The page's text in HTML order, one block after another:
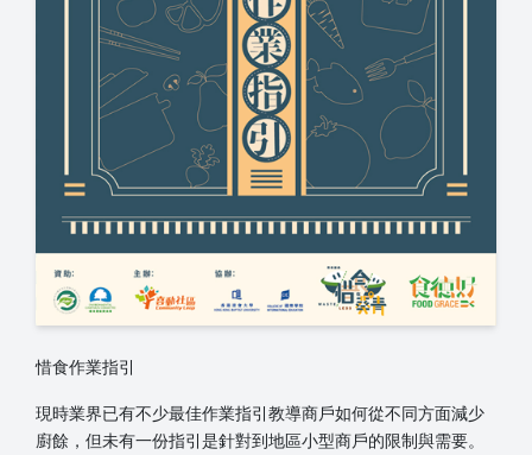
惜食作業指引
現時業界已有不少最佳作業指引教導商戶如何從不同方面減少
廚餘，但未有一份指引是針對到地區小型商戶的限制與需要。